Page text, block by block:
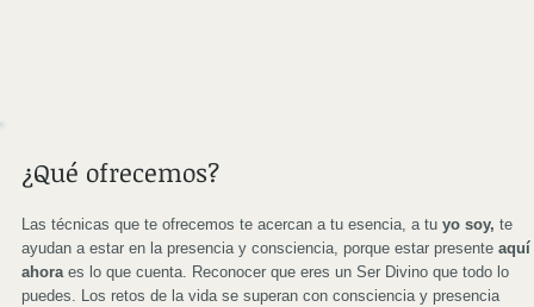
¿Qué ofrecemos?
Las técnicas que te ofrecemos te acercan a tu esencia, a tu yo soy, te
ayudan a estar en la presencia y consciencia, porque estar presente aquí
ahora es lo que cuenta. Reconocer que eres un Ser Divino que todo lo
puedes. Los retos de la vida se superan con consciencia y presencia